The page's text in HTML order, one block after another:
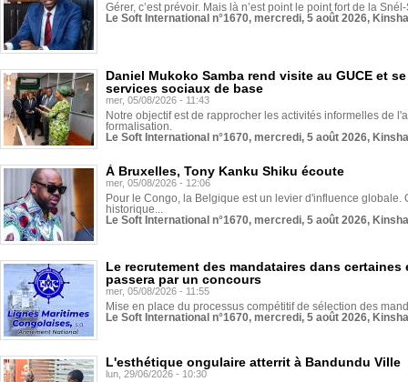
Gérer, c’est prévoir. Mais là n’est point le point fort de la
Le Soft International n°1670, mercredi, 5 août 2026,
Daniel Mukoko Samba rend visite au GUCE et
services sociaux de base
mer, 05/08/2026 - 11:43
Notre objectif est de rapprocher les activités informelles de
formalisation.
Le Soft International n°1670, mercredi, 5 août 2026,
À Bruxelles, Tony Kanku Shiku écoute
mer, 05/08/2026 - 12:06
Pour le Congo, la Belgique est un levier d'influence globale.
historique...
Le Soft International n°1670, mercredi, 5 août 2026,
Le recrutement des mandataires dans
passera par un concours
mer, 05/08/2026 - 11:55
Mise en place du processus compétitif de sélection des
Le Soft International n°1670, mercredi, 5 août 2026,
L'esthétique ongulaire atterrit à Bandundu Ville
lun, 29/06/2026 - 10:30